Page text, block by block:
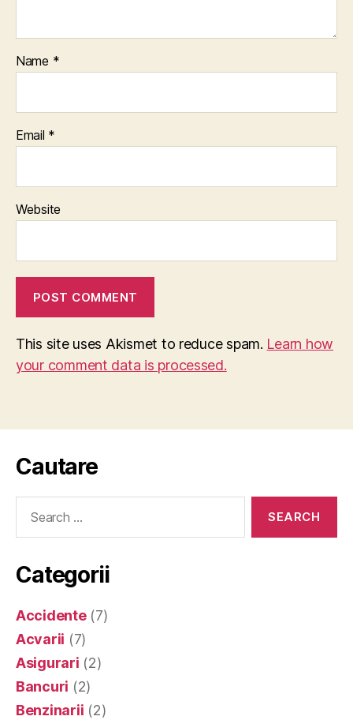
Name *
Email *
Website
This site uses Akismet to reduce spam. Learn how
your comment data is processed.
Cautare
Categorii
Accidente(7)
Acvarii (7)
Asigurari (2)
Bancuri (2)
Benzinarii (2)